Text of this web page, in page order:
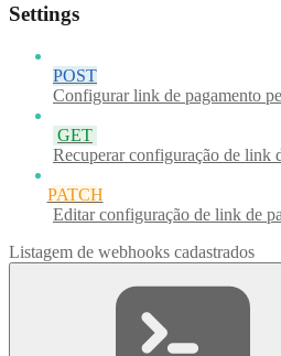
Settings
POST
Configurar link de pagamento
GET
Recuperar configuração de link
PATCH
Editar configuração de link de
Listagem de webhooks cadastrados